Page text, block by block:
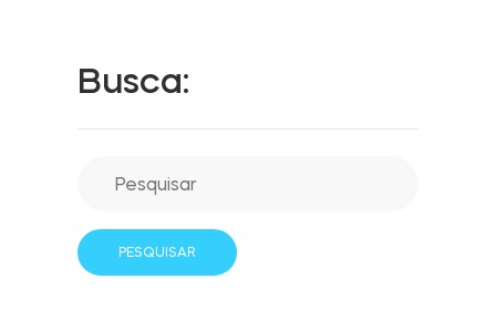
Tedee Bridge
Busca: